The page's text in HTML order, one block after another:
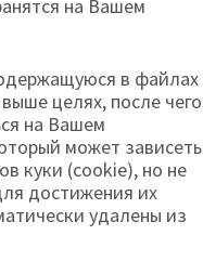
на Вашем
в файлах
целях, после чего
на Вашем
может зависеть
куки (cookie), но не
достижения их
удалены из